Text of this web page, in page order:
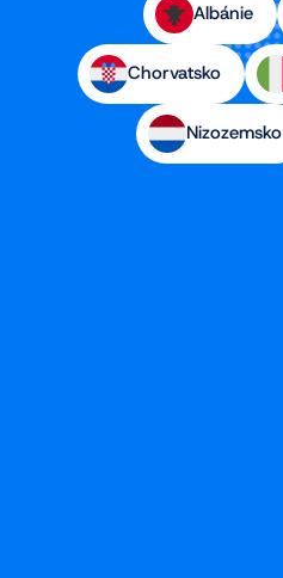
Albánie
Chorvatsko
Nizozemsko